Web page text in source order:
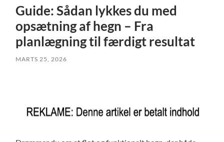
Guide: Sådan lykkes du med
opsætning af hegn – Fra
planlægning til færdigt resultat
MARTS 25, 2026